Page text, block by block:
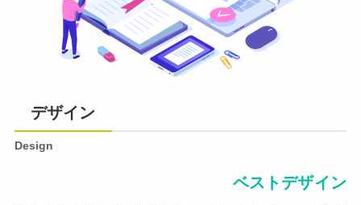
デザイン
Design
ベストデザイン